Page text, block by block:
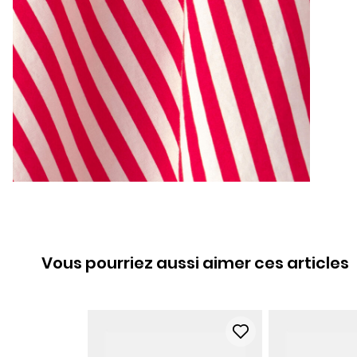
Vous pourriez aussi aimer ces articles